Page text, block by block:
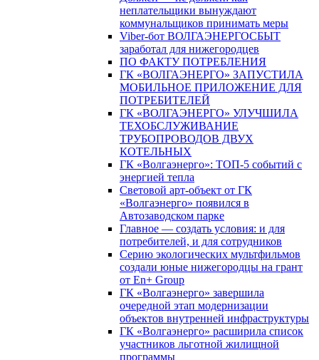
неплательщики вынуждают
коммунальщиков принимать меры
Viber-бот ВОЛГАЭНЕРГОСБЫТ
заработал для нижегородцев
ПО ФАКТУ ПОТРЕБЛЕНИЯ
ГК «ВОЛГАЭНЕРГО» ЗАПУСТИЛА
МОБИЛЬНОЕ ПРИЛОЖЕНИЕ ДЛЯ
ПОТРЕБИТЕЛЕЙ
ГК «ВОЛГАЭНЕРГО» УЛУЧШИЛА
ТЕХОБСЛУЖИВАНИЕ
ТРУБОПРОВОДОВ ДВУХ
КОТЕЛЬНЫХ
ГК «Волгаэнерго»: ТОП-5 событий с
энергией тепла
Световой арт-объект от ГК
«Волгаэнерго» появился в
Автозаводском парке
Главное — создать условия: и для
потребителей, и для сотрудников
Серию экологических мультфильмов
создали юные нижегородцы на грант
от En+ Group
ГК «Волгаэнерго» завершила
очередной этап модернизации
объектов внутренней инфраструктуры
ГК «Волгаэнерго» расширила список
участников льготной жилищной
программы